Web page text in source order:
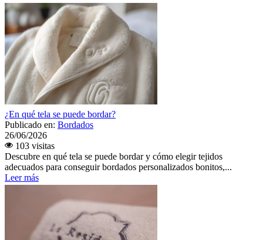
¿En qué tela se puede bordar?
Publicado en: Bordados
26/06/2026
103 visitas
Descubre en qué tela se puede bordar y cómo elegir tejidos
adecuados para conseguir bordados personalizados bonitos,...
Leer más